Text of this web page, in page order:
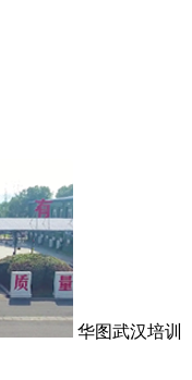
华图武汉培训